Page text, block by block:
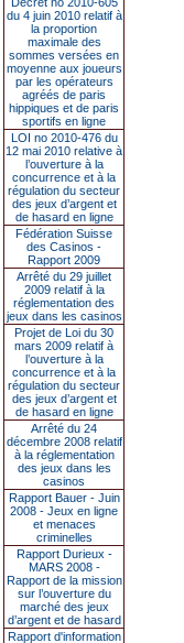
du 4 juin 2010 relatif à
la proportion
maximale des
sommes versées en
moyenne aux joueurs
par les opérateurs
agréés de paris
hippiques et de paris
sportifs en ligne
LOI no 2010-476 du
12 mai 2010 relative à
l’ouverture à la
concurrence et à la
régulation du secteur
des jeux d’argent et
de hasard en ligne
Fédération Suisse
des Casinos -
Rapport 2009
Arrêté du 29 juillet
2009 relatif à la
réglementation des
jeux dans les casinos
Projet de Loi du 30
mars 2009 relatif à
l’ouverture à la
concurrence et à la
régulation du secteur
des jeux d’argent et
de hasard en ligne
Arrêté du 24
décembre 2008 relatif
à la réglementation
des jeux dans les
casinos
Rapport Bauer - Juin
2008 - Jeux en ligne
et menaces
criminelles
Rapport Durieux -
MARS 2008 -
Rapport de la mission
sur l’ouverture du
marché des jeux
d’argent et de hasard
Rapport d'information